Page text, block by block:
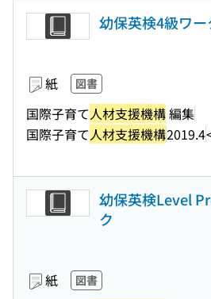
幼保英検4級ワー
紙 図書
国際子育て人材支援機構編集
国際子育て人材支援機構2019.4
幼保英検Level
ク
紙 図書